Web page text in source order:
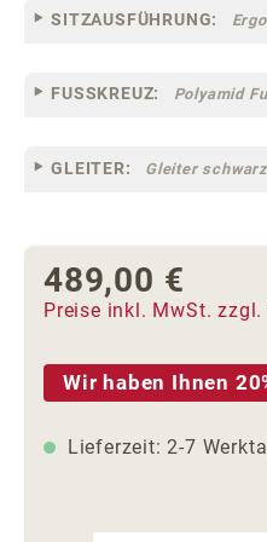
SITZAUSFÜHRUNG:
FUSSKREUZ: Polyamid
GLEITER: Gleiter
Regulärer Preis:
489,00 €
Preise inkl. MwSt.
Wir haben Ihnen
Lieferzeit: 2-7